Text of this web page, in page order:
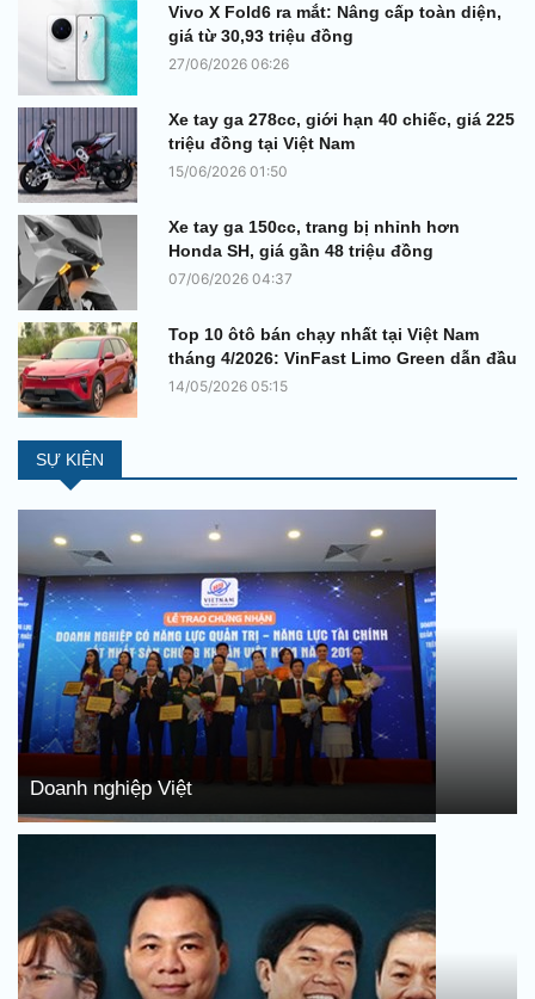
Vivo X Fold6 ra mắt: Nâng cấp toàn diện,
giá từ 30,93 triệu đồng
27/06/2026 06:26
Xe tay ga 278cc, giới hạn 40 chiếc, giá 225
triệu đồng tại Việt Nam
15/06/2026 01:50
Xe tay ga 150cc, trang bị nhỉnh hơn
Honda SH, giá gần 48 triệu đồng
07/06/2026 04:37
Top 10 ôtô bán chạy nhất tại Việt Nam
tháng 4/2026: VinFast Limo Green dẫn đầu
14/05/2026 05:15
SỰ KIỆN
Doanh nghiệp Việt